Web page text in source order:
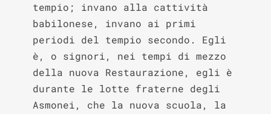
tempio; invano alla cattività
babilonese, invano ai primi
periodi del tempio secondo. Egli
è, o signori, nei tempi di mezzo
della nuova Restaurazione, egli è
durante le lotte fraterne degli
Asmonei, che la nuova scuola, la